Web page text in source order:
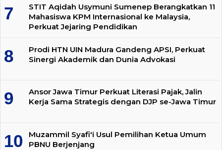
STIT Aqidah Usymuni Sumenep Berangkatkan 11
Mahasiswa KPM Internasional ke Malaysia,
Perkuat Jejaring Pendidikan
Prodi HTN UIN Madura Gandeng APSI, Perkuat
Sinergi Akademik dan Dunia Advokasi
Ansor Jawa Timur Perkuat Literasi Pajak, Jalin
Kerja Sama Strategis dengan DJP se-Jawa Timur
Muzammil Syafi'i Usul Pemilihan Ketua Umum
PBNU Berjenjang